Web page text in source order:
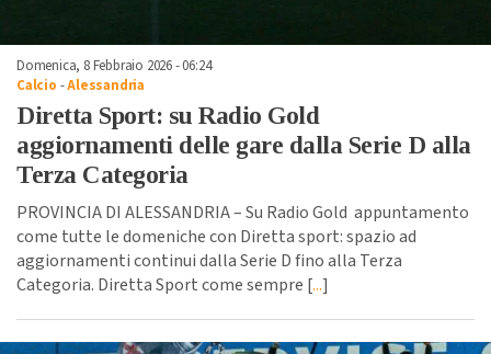
Domenica, 8 Febbraio 2026 - 06:24
Calcio -Alessandria
Diretta Sport: su Radio Gold
aggiornamenti delle gare dalla Serie D alla
Terza Categoria
PROVINCIA DI ALESSANDRIA – Su Radio Gold appuntamento
come tutte le domeniche con Diretta sport: spazio ad
aggiornamenti continui dalla Serie D fino alla Terza
Categoria. Diretta Sport come sempre [...]